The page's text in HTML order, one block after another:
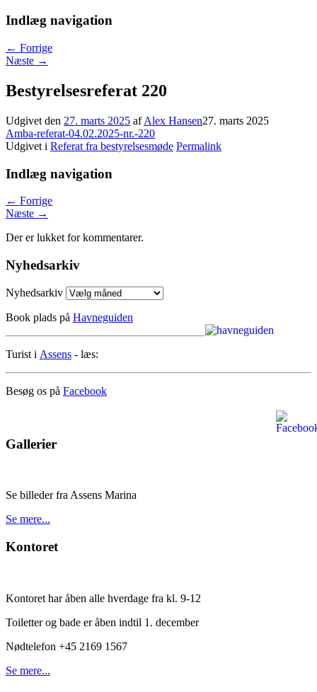
Indlæg navigation
← Forrige
Næste →
Bestyrelsesreferat 220
Udgivet den 27. marts 2025 afAlex Hansen27. marts 2025
Amba-referat-04.02.2025-nr.-220
Udgivet i Referat fra bestyrelsesmøde Permalink
Indlæg navigation
← Forrige
Næste →
Der er lukket for kommentarer.
Nyhedsarkiv
Nyhedsarkiv
Book plads på Havneguiden
Turist i Assens - læs:
Besøg os på Facebook
Gallerier
Se billeder fra Assens Marina
Se mere...
Kontoret
Kontoret har åben alle hverdage fra kl. 9-12
Toiletter og bade er åben indtil 1. december
Nødtelefon +45 2169 1567
Se mere...